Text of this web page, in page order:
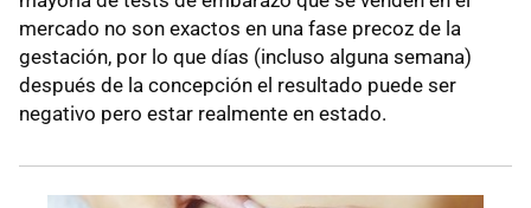
mercado no son exactos en una fase precoz de la
gestación, por lo que días (incluso alguna semana)
después de la concepción el resultado puede ser
negativo pero estar realmente en estado.